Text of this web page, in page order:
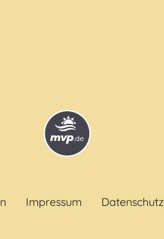
Impressum Datenschutz